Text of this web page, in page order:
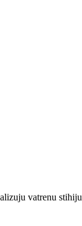
vatrenu stihiju